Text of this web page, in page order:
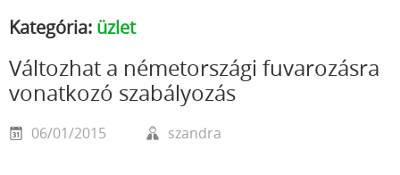
Kategória: üzlet
Változhat a németországi fuvarozásra
vonatkozó szabályozás
06/01/2015 szandra